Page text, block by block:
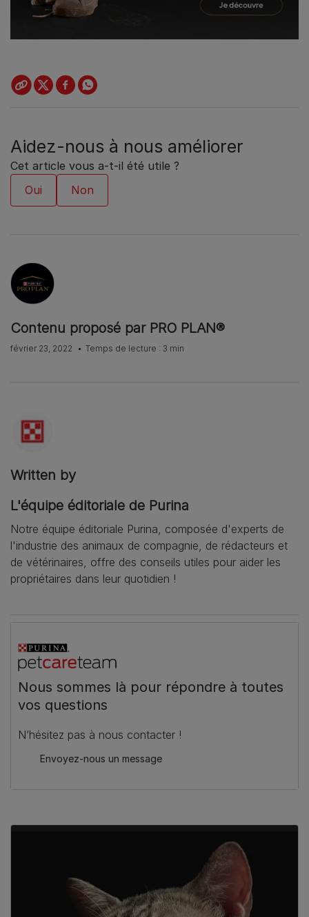
Aidez-nous à nous améliorer
Cet article vous a-t-il été utile ?
Contenu proposé par PRO PLAN®
février 23, 2022 Temps de lecture : 3 min
Written by
L'équipe éditoriale de Purina
Notre équipe éditoriale Purina, composée d'experts de
l'industrie des animaux de compagnie, de rédacteurs et
de vétérinaires, offre des conseils utiles pour aider les
propriétaires dans leur quotidien !
Nous sommes là pour répondre à toutes
vos questions
N’hésitez pas à nous contacter !
Envoyez-nous un message